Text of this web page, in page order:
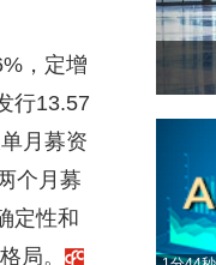
，定增
行13.57
月募资
个月募
定性和
局。